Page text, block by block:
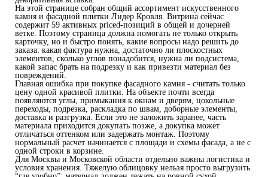
На этой странице собран общий ассортимент искусственного
камня и фасадной плитки Лидер Кровля. Витрина сейчас
содержит 59 активных priced-позиций в общей и дочерней
ветке. Поэтому страница должна помогать не только открыть
карточку, но и быстро понять, какие вопросы надо решить до
заказа: какая фактура нужна, достаточно ли плоскостных
элементов, сколько углов понадобится, нужна ли подсистема,
какой запас брать на подрезку и как привезти материал без
повреждений.
Главная ошибка при покупке фасадного камня - считать только
цену одной красивой плитки. На объекте почти всегда
появляются углы, примыкания к окнам и дверям, цокольные
переходы, подрезка, раскладка по швам, доборные элементы,
доставка и разгрузка. Если это не заложить заранее, часть
материала приходится докупать позже, а докупка может
отличаться оттенком или задержать монтаж. Поэтому
нормальный расчет начинается с площади и схемы фасада, а не с
одной строки в корзине.
Для Москвы и Московской области отдельно важны логистика и
условия хранения. Тяжелую облицовку нельзя просто выгрузить